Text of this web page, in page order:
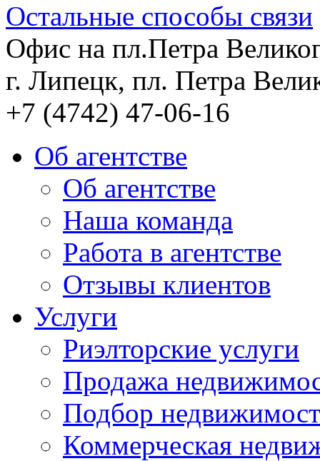
Остальные способы связи
Офис на пл.Петра
г. Липецк, пл. Петра
+7 (4742) 47-06-16
Об агентстве
Об агентстве
Наша команда
Работа в агентстве
Отзывы клиентов
Услуги
Риэлторские услуги
Продажа
Подбор
Коммерческая